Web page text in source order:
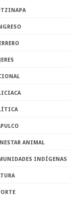
ANIMAL
INDÍGENAS